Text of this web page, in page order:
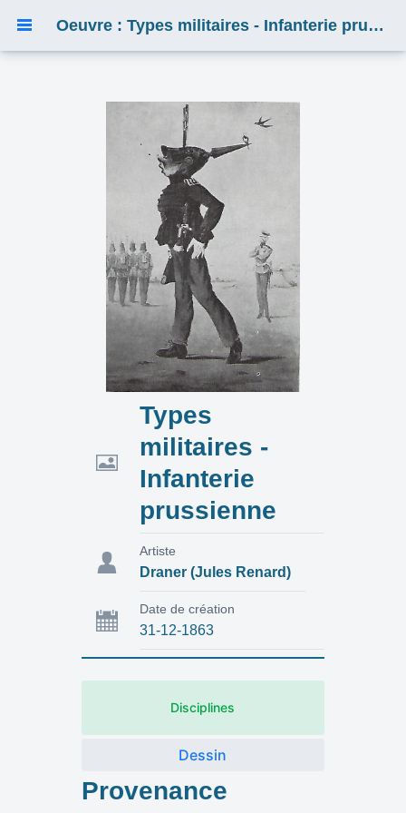
Oeuvre : Types militaires - Infanterie prussienne
Types
militaires -
Infanterie
prussienne
Draner (Jules Renard)
Artiste
31-12-1863
Date de création
Disciplines
Dessin
Provenance